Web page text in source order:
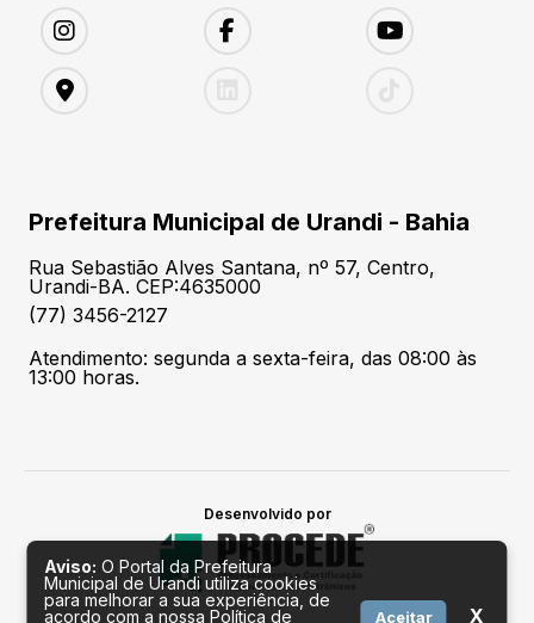
Prefeitura Municipal de Urandi - Bahia
Rua Sebastião Alves Santana, nº 57, Centro,
Urandi-BA. CEP:4635000
(77) 3456-2127
Atendimento: segunda a sexta-feira, das 08:00 às
13:00 horas.
Desenvolvido por
Aviso: O Portal da Prefeitura
Municipal de Urandi utiliza cookies
para melhorar a sua experiência, de
acordo com a nossa Política de
Aceitar X